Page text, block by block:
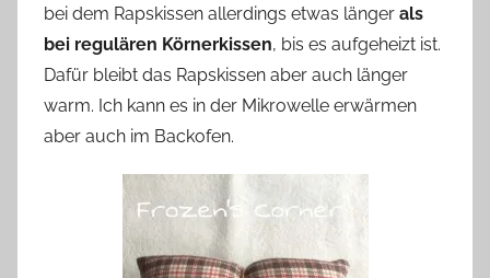
bei dem Rapskissen allerdings etwas länger als
bei regulären Körnerkissen, bis es aufgeheizt ist.
Dafür bleibt das Rapskissen aber auch länger
warm. Ich kann es in der Mikrowelle erwärmen
aber auch im Backofen.